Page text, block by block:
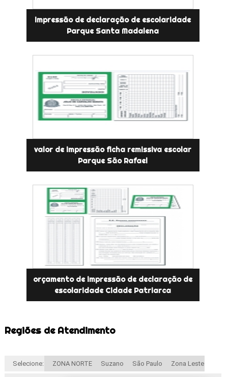
impressão de declaração de escolaridade
Parque Santa Madalena
valor de impressão ficha remissiva escolar
Parque São Rafael
orçamento de impressão de declaração de
escolaridade Cidade Patriarca
Regiões de Atendimento
Selecione: ZONA NORTE Suzano São Paulo Zona Leste